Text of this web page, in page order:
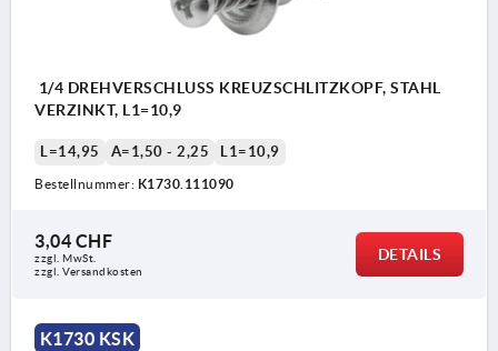
1/4 DREHVERSCHLUSS KREUZSCHLITZKOPF, STAHL
VERZINKT, L1=10,9
L=14,95 A=1,50 - 2,25 L1=10,9
Bestellnummer: K1730.111090
3,04 CHF
zzgl. MwSt.
zzgl. Versandkosten
DETAILS
K1730 KSK